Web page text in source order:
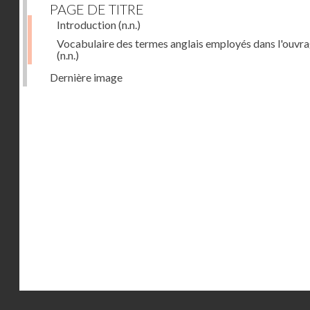
PAGE DE TITRE
Introduction(n.n.)
Vocabulaire des termes anglais employés dans
(n.n.)
Dernière image